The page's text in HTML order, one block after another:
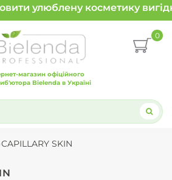
улюблену косметику
магазин офіційного
Bielenda в Україні
0
CAPILLARY SKIN